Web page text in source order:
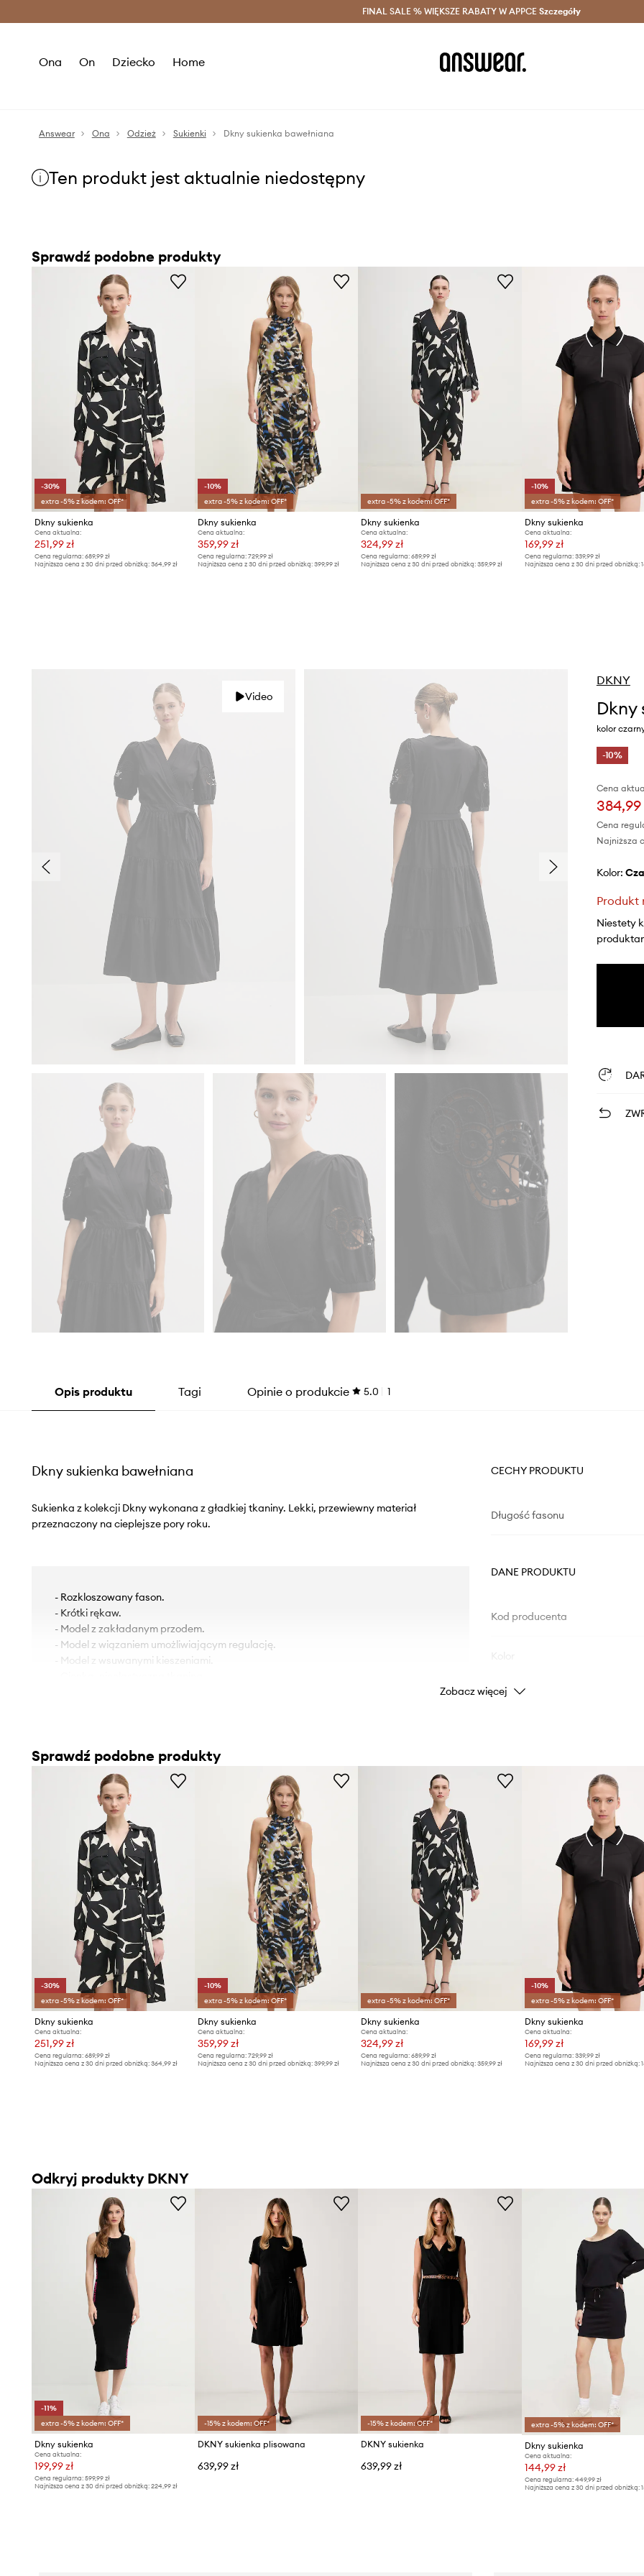
Oszczędzaj z Answear Club > Dostawa nawet w 24h >
FINAL SALE % WIĘKSZE RABATY W APPCE Szczegóły
Ona On Dziecko Home
Answear Ona Odzież Sukienki Dkny sukienka bawełniana
Ten produkt jest aktualnie niedostępny
Sprawdź podobne produkty
-30%
extra -5% z kodem: OFF*
Dkny sukienka
Cena aktualna:
251,99 zł
Cena regularna: 689,99 zł
Najniższa cena z 30 dni przed obniżką: 364,99 zł
-10%
extra -5% z kodem: OFF*
Dkny sukienka
Cena aktualna:
359,99 zł
Cena regularna:729,99 zł
Najniższa cena z 30 dni przed obniżką:399,99 zł
extra -5% z kodem: OFF*
Dkny sukienka
Cena aktualna:
324,99 zł
Cena regularna: 689,99 zł
Najniższa cena z 30 dni przed obniżką: 359,99 zł
-10%
extra -5% z kodem: OFF*
Dkny sukienka
Cena aktualna:
169,99 zł
Cena regularna: 339,99 zł
Najniższa cena z 30 dni przed obniżką:
Video
DKNY
Dkny
kolor
-10%
Cena
384,99
Cena
Najniższa
Kolor:
Produkt
Niestety
Opis produktu Tagi Opinie o produkcie 5.0 1
Dkny sukienka bawełniana
Sukienka z kolekcji Dkny wykonana z gładkiej tkaniny. Lekki, przewiewny materiał
przeznaczony na cieplejsze pory roku.
- Rozkloszowany fason.
- Krótki rękaw.
- Model z zakładanym przodem.
- Model z wiązaniem umożliwiającym regulację.
- Model z wsuwanymi kieszeniami.
CECHY PRODUKTU
Długość fasonu
DANE PRODUKTU
Kod producenta
Marka
ID Produktu
Zobacz więcej
Sprawdź podobne produkty
-30%
extra -5% z kodem: OFF*
Dkny sukienka
Cena aktualna:
251,99 zł
Cena regularna: 689,99 zł
Najniższa cena z 30 dni przed obniżką: 364,99 zł
-10%
extra -5% z kodem: OFF*
Dkny sukienka
Cena aktualna:
359,99 zł
Cena regularna:729,99 zł
Najniższa cena z 30 dni przed obniżką:399,99 zł
extra -5% z kodem: OFF*
Dkny sukienka
Cena aktualna:
324,99 zł
Cena regularna: 689,99 zł
Najniższa cena z 30 dni przed obniżką: 359,99 zł
-10%
extra -5% z kodem: OFF*
Dkny sukienka
Cena aktualna:
169,99 zł
Cena regularna: 339,99 zł
Najniższa cena z 30 dni przed obniżką:
Odkryj produkty DKNY
-11%
extra -5% z kodem: OFF*
Dkny sukienka
Cena aktualna:
199,99 zł
Cena regularna: 599,99 zł
Najniższa cena z 30 dni przed obniżką: 224,99 zł
-15% z kodem: OFF*
DKNY sukienka plisowana
639,99 zł
-15% z kodem: OFF*
DKNY sukienka
639,99 zł
extra -5% z kodem: OFF*
Dkny sukienka
Cena aktualna:
144,99 zł
Cena regularna: 449,99 zł
Najniższa cena z 30 dni przed obniżką: